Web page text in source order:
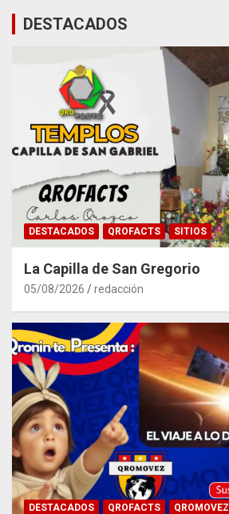
DESTACADOS
DESTACADOS QROFACTS SITIOS
La Capilla de San Gregorio
05/08/2026 redacción
DESTACADOS QROFACTS QROMOVEZ